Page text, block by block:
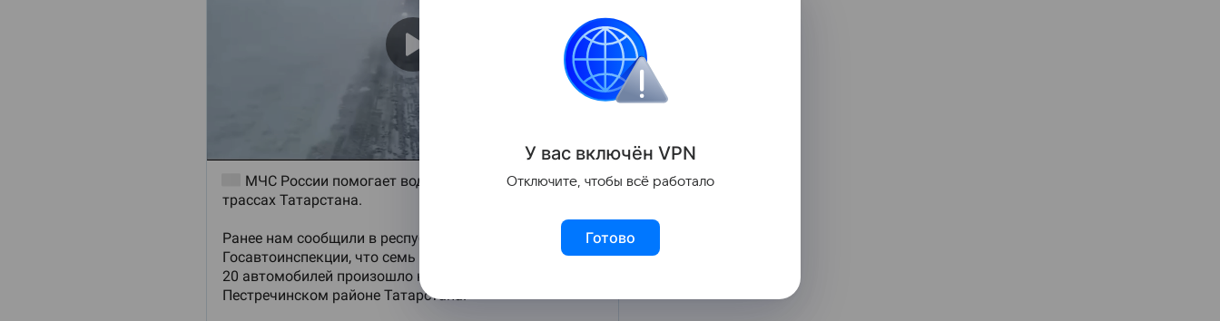
У вас включён VPN
Отключите, чтобы всё работало
Готово